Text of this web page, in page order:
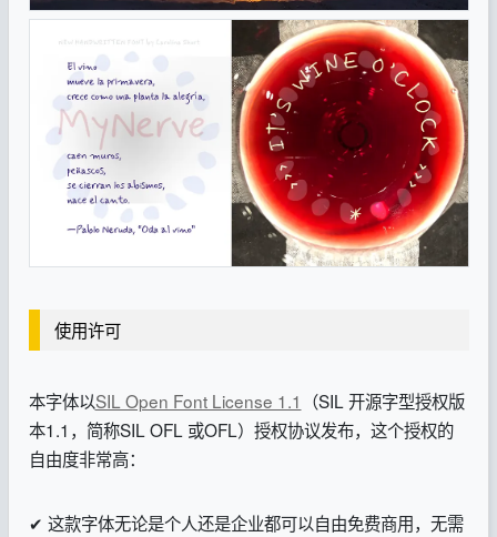
使用许可
本字体以SIL Open Font License 1.1 （SIL 开源字型授权版
本1.1，简称SIL OFL 或OFL）授权协议发布，这个授权的
自由度非常高：
✔ 这款字体无论是个人还是企业都可以自由免费商用，无需